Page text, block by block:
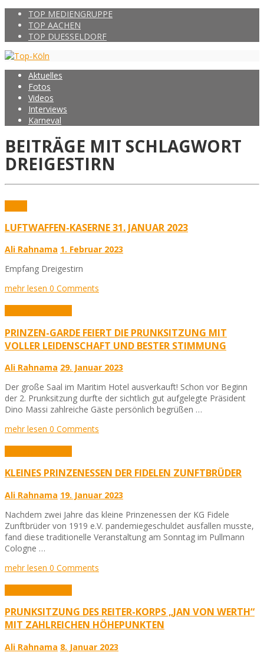
TOP MEDIENGRUPPE
TOP AACHEN
TOP DUESSELDORF
Aktuelles
Fotos
Videos
Interviews
Karneval
BEITRÄGE MIT SCHLAGWORT
DREIGESTIRN
LUFTWAFFEN-KASERNE 31. JANUAR 2023
Ali Rahnama 1. Februar 2023
Empfang Dreigestirn
mehr lesen 0 Comments
PRINZEN-GARDE FEIERT DIE PRUNKSITZUNG MIT
VOLLER LEIDENSCHAFT UND BESTER STIMMUNG
Ali Rahnama 29. Januar 2023
Der große Saal im Maritim Hotel ausverkauft! Schon vor Beginn
der 2. Prunksitzung durfte der sichtlich gut aufgelegte Präsident
Dino Massi zahlreiche Gäste persönlich begrüßen …
mehr lesen 0 Comments
KLEINES PRINZENESSEN DER FIDELEN ZUNFTBRÜDER
Ali Rahnama 19. Januar 2023
Nachdem zwei Jahre das kleine Prinzenessen der KG Fidele
Zunftbrüder von 1919 e.V. pandemiegeschuldet ausfallen musste,
fand diese traditionelle Veranstaltung am Sonntag im Pullmann
Cologne …
mehr lesen 0 Comments
PRUNKSITZUNG DES REITER-KORPS „JAN VON WERTH“
MIT ZAHLREICHEN HÖHEPUNKTEN
Ali Rahnama 8. Januar 2023